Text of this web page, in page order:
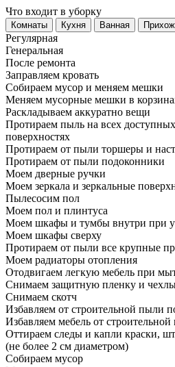
Что входит в уборку
Регу­лярная
Гене­ральная
После ремонта
Заправляем кровать
Собираем мусор и меняем мешки
Меняем мусорные мешки в
Раскладываем аккуратно вещи
Протираем пыль на всех
поверхностях
Протираем от пыли торшеры и
Протираем от пыли подоконники
Моем дверные ручки
Моем зеркала и зеркальные
Пылесосим пол
Моем пол и плинтуса
Моем шкафы и тумбы внутри при
Моем шкафы сверху
Протираем от пыли все крупные
Моем радиаторы отопления
Отодвигаем легкую мебель при
Снимаем защитную пленку и
Снимаем скотч
Избавляем от строительной пыли
Избавляем мебель от
Оттираем следы и капли краски,
(не более 2 см диаметром)
Собираем мусор